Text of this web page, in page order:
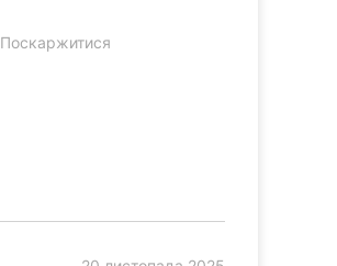
Поскаржитися